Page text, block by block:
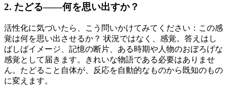
2. たどる——何を思い出すか？
活性化に気づいたら、こう問いかけてみてください：この感
覚は何を思い出させるか？ 状況ではなく、感覚。答えはし
ばしばイメージ、記憶の断片、ある時期や人物のおぼろげな
感覚として届きます。きれいな物語である必要はありませ
ん。たどること自体が、反応を自動的なものから既知のもの
に変えます。